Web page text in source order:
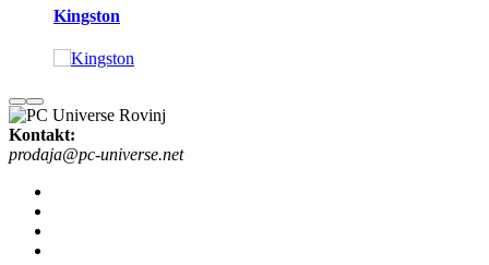
Kingston
Kontakt:
prodaja@pc-universe.net